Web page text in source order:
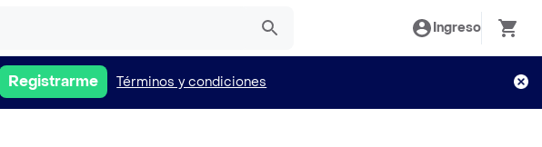
Ingreso
Registrarme Términos y condiciones